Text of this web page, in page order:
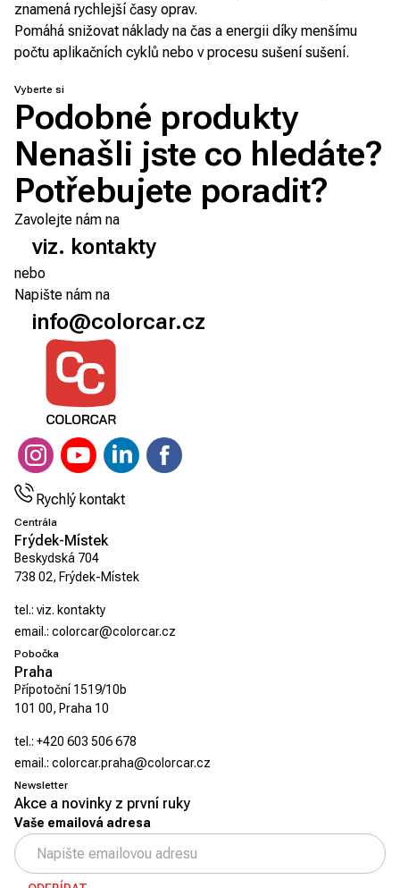
znamená rychlejší časy oprav.
Pomáhá snižovat náklady na čas a energii díky menšímu
počtu aplikačních cyklů nebo v procesu sušení sušení.
Vyberte si
Podobné produkty
Nenašli jste co hledáte?
Potřebujete poradit?
Zavolejte nám na
viz. kontakty
nebo
Napište nám na
info@colorcar.cz
Rychlý kontakt
Centrála
Frýdek-Místek
Beskydská 704
738 02, Frýdek-Místek
tel.: viz. kontakty
email.: colorcar@colorcar.cz
Pobočka
Praha
Přípotoční 1519/10b
101 00, Praha 10
tel.: +420 603 506 678
email.: colorcar.praha@colorcar.cz
Newsletter
Akce a novinky z první ruky
Vaše emailová adresa